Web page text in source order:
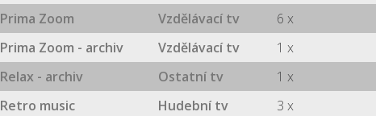
Prima Zoom
Vzdělávací tv
6 x
Prima Zoom - archiv
Vzdělávací tv
1 x
Relax - archiv
Ostatní tv
1 x
Retro music
Hudební tv
3 x